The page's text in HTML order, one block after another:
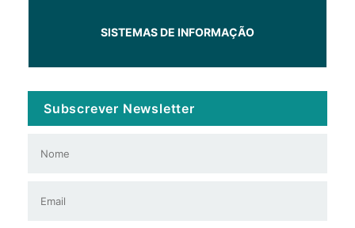
SISTEMAS DE INFORMAÇÃO
Subscrever Newsletter